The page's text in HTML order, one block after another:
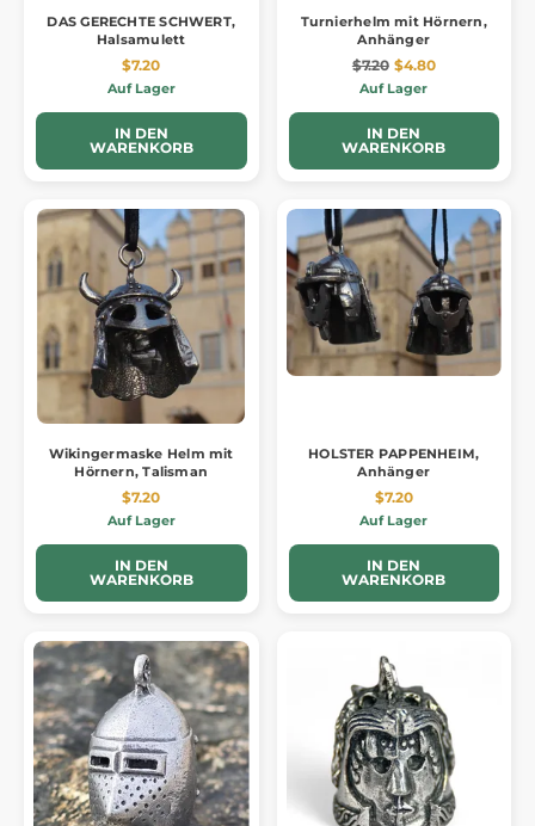
DAS GERECHTE SCHWERT,
Halsamulett
$7.20
Auf Lager
IN DEN
WARENKORB
Turnierhelm mit Hörnern,
Anhänger
$7.20 $4.80
Auf Lager
IN DEN
WARENKORB
Wikingermaske Helm mit
Hörnern, Talisman
$7.20
Auf Lager
IN DEN
WARENKORB
HOLSTER PAPPENHEIM,
Anhänger
$7.20
Auf Lager
IN DEN
WARENKORB